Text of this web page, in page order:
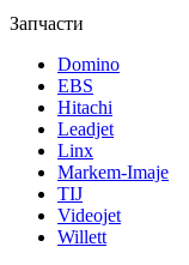
Запчасти
Domino
EBS
Hitachi
Leadjet
Linx
Markem-Imaje
TIJ
Videojet
Willett